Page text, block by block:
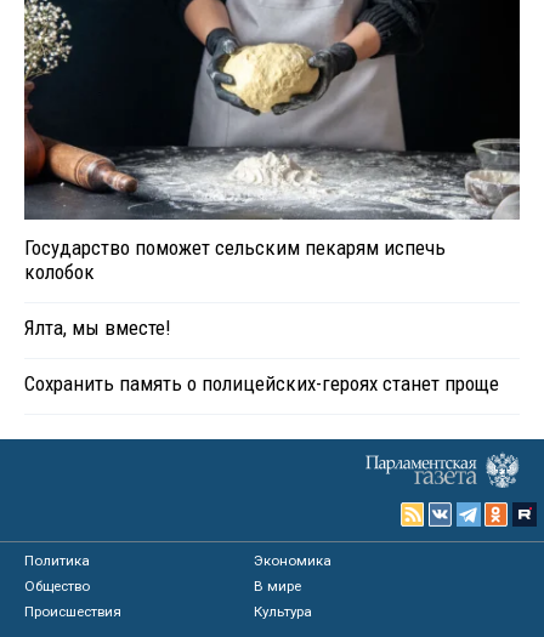
Государство поможет сельским пекарям испечь
колобок
Ялта, мы вместе!
Сохранить память о полицейских-героях станет проще
Политика
Экономика
Общество
В мире
Происшествия
Культура